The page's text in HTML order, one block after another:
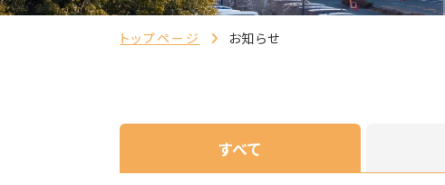
トップページ お知らせ
すべて